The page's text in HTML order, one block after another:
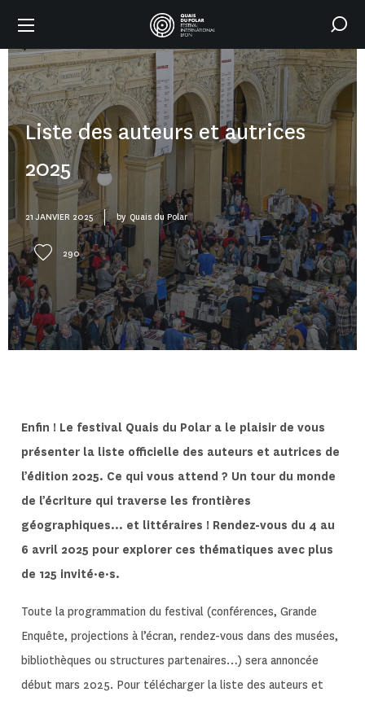
Liste des auteurs et autrices
2025
21 JANVIER 2025 by Quais du Polar
290
Enfin ! Le festival Quais du Polar a le plaisir de vous
présenter la liste officielle des auteurs et autrices de
l’édition 2025. Ce qui vous attend ? Un tour du monde
de l’écriture qui traverse les frontières
géographiques… et littéraires ! Rendez-vous du 4 au
6 avril 2025 pour explorer ces thématiques avec plus
de 125 invité·e·s.
Toute la programmation du festival (conférences, Grande
Enquête, projections à l’écran, rendez-vous dans des musées,
bibliothèques ou structures partenaires…) sera annoncée
début mars 2025. Pour télécharger la liste des auteurs et